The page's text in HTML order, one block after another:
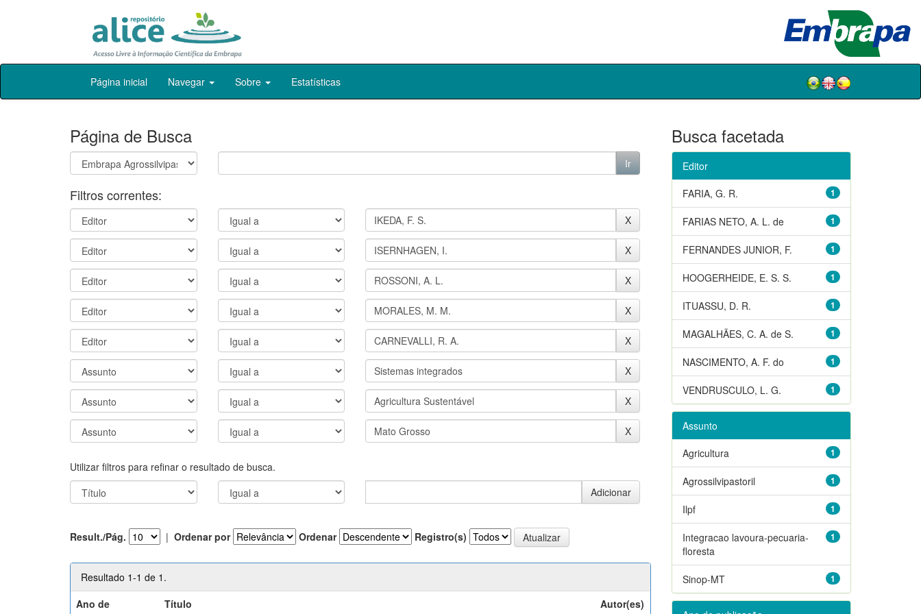
Skip
Página inicial Navegar Sobre Estatísticas
Página de Busca
Filtros correntes:
Utilizar filtros para refinar o resultado de busca.
Result./Pág. | Ordenar por Ordenar Registro(s)
Resultado 1-1 de 1.
Ano de
Título Autor(es)
Busca facetada
Editor
1
FARIA, G. R.
1
FARIAS NETO, A. L. de
1
FERNANDES JUNIOR, F.
1
HOOGERHEIDE, E. S. S.
1
ITUASSU, D. R.
1
MAGALHÃES, C. A. de S.
1
NASCIMENTO, A. F. do
1
VENDRUSCULO, L. G.
Assunto
1
Agricultura
1
Agrossilvipastoril
1
Ilpf
1
Integracao lavoura-pecuaria-
floresta
1
Sinop-MT